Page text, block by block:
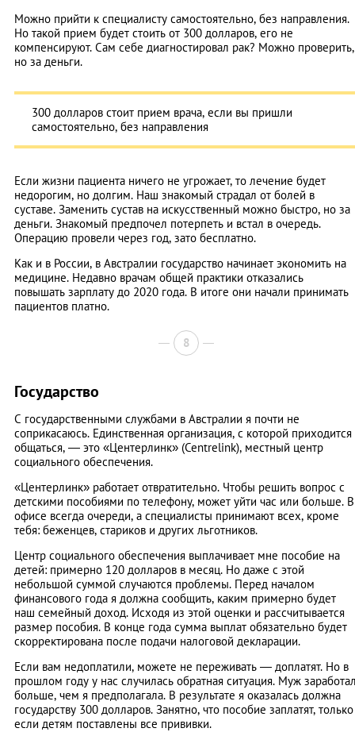
Можно прийти к специалисту самостоятельно, без направления.
Но такой прием будет стоить от 300 долларов, его не
компенсируют. Сам себе диагностировал рак? Можно проверить,
но за деньги.
300 долларов стоит прием врача, если вы пришли
самостоятельно, без направления
Если жизни пациента ничего не угрожает, то лечение будет
недорогим, но долгим. Наш знакомый страдал от болей в
суставе. Заменить сустав на искусственный можно быстро, но за
деньги. Знакомый предпочел потерпеть и встал в очередь.
Операцию провели через год, зато бесплатно.
Как и в России, в Австралии государство начинает экономить на
медицине. Недавно врачам общей практики отказались
повышать зарплату до 2020 года. В итоге они начали принимать
пациентов платно.
8
Государство
С государственными службами в Австралии я почти не
соприкасаюсь. Единственная организация, с которой приходится
общаться, — это «Центерлинк» (Centrelink), местный центр
социального обеспечения.
«Центерлинк» работает отвратительно. Чтобы решить вопрос с
детскими пособиями по телефону, может уйти час или больше. В
офисе всегда очереди, а специалисты принимают всех, кроме
тебя: беженцев, стариков и других льготников.
Центр социального обеспечения выплачивает мне пособие на
детей: примерно 120 долларов в месяц. Но даже с этой
небольшой суммой случаются проблемы. Перед началом
финансового года я должна сообщить, каким примерно будет
наш семейный доход. Исходя из этой оценки и рассчитывается
размер пособия. В конце года сумма выплат обязательно будет
скорректирована после подачи налоговой декларации.
Если вам недоплатили, можете не переживать — доплатят. Но в
прошлом году у нас случилась обратная ситуация. Муж
больше, чем я предполагала. В результате я оказалась должна
государству 300 долларов. Занятно, что пособие заплатят, только
если детям поставлены все прививки.